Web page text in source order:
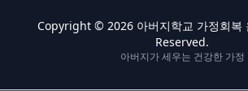
Copyright © 2026 아버지학교 가정회복
Reserved.
아버지가 세우는 건강한 가정